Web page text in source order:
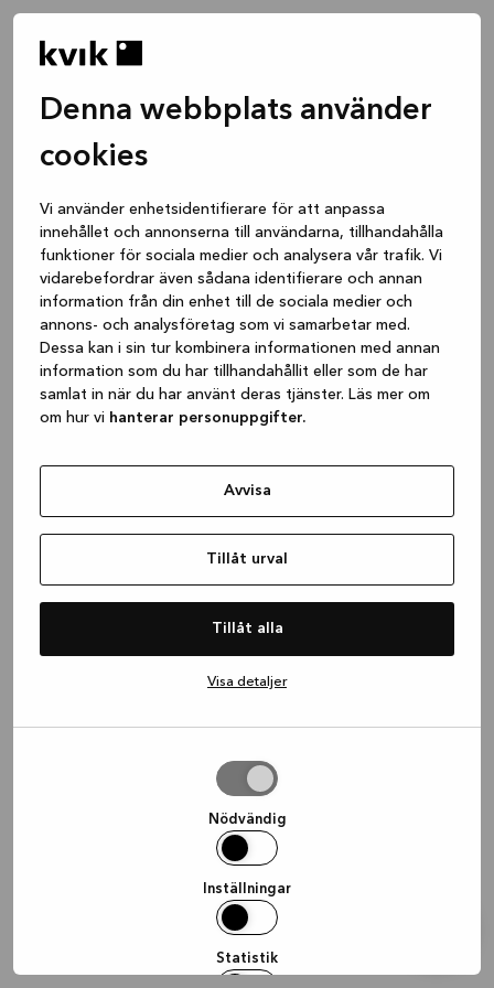
Denna webbplats använder
cookies
Vi använder enhetsidentifierare för att anpassa
innehållet och annonserna till användarna, tillhandahålla
funktioner för sociala medier och analysera vår trafik. Vi
vidarebefordrar även sådana identifierare och annan
information från din enhet till de sociala medier och
annons- och analysföretag som vi samarbetar med.
Dessa kan i sin tur kombinera informationen med annan
information som du har tillhandahållit eller som de har
samlat in när du har använt deras tjänster. Läs mer om
om hur vi hanterar personuppgifter.
Avvisa
Tillåt urval
Tillåt alla
Visa detaljer
Nödvändig
Inställningar
Statistik
(see the browser console for more
information).